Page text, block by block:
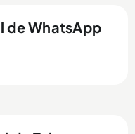
de WhatsApp